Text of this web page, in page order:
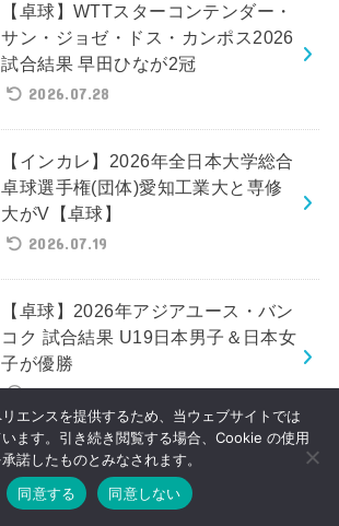
【卓球】WTTスターコンテンダー・
サン・ジョゼ・ドス・カンポス2026
試合結果 早田ひなが2冠
2026.07.28
【インカレ】2026年全日本大学総合
卓球選手権(団体)愛知工業大と専修
大がV【卓球】
2026.07.19
【卓球】2026年アジアユース・バン
コク 試合結果 U19日本男子＆日本女
子が優勝
2026.07.03
【卓球速報】USスマッシュ2026 試
合結果 張本智和、張本美和、戸上隼
エンスを提供するため、当ウェブサイトでは
ます。引き続き閲覧する場合、Cookie の使用
諾したものとみなされます。
同意する
同意しない